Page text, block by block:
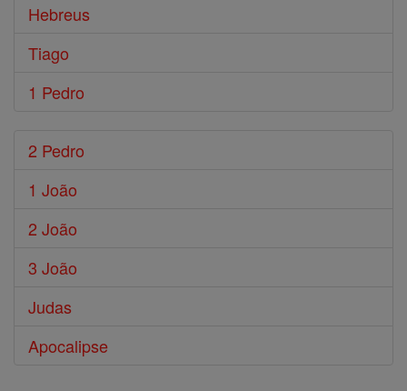
Hebreus
Tiago
1 Pedro
2 Pedro
1 João
2 João
3 João
Judas
Apocalipse